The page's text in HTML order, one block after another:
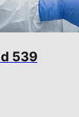
539